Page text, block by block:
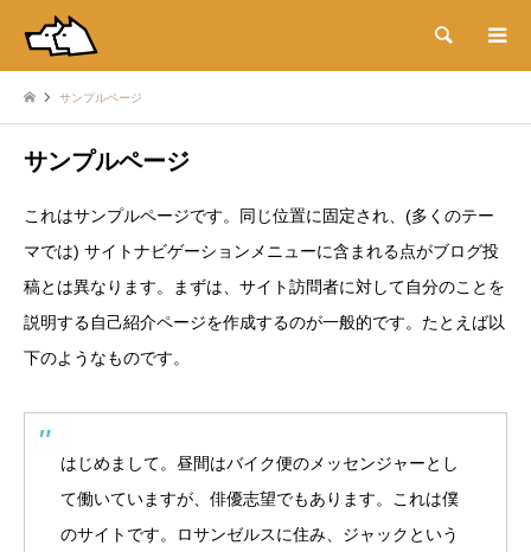
検索
サンプルページ
サンプルページ
これはサンプルページです。同じ位置に固定され、(多くのテー
マでは) サイトナビゲーションメニューに含まれる点がブログ投
稿とは異なります。まずは、サイト訪問者に対して自分のことを
説明する自己紹介ページを作成するのが一般的です。たとえば以
下のようなものです。
はじめまして。昼間はバイク便のメッセンジャーとし
て働いていますが、俳優志望でもあります。これは僕
のサイトです。ロサンゼルスに住み、ジャックという